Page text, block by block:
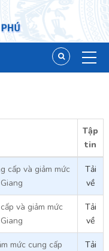
Tập
tin
cấp và giảm mức
Tải
về
và giảm mức
Tải
về
mức cung cấp
Tải